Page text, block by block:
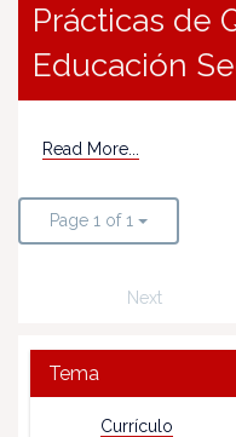
Prácticas de
Educación
Read More...
Page 1 of 1
Next
Tema
Currículo